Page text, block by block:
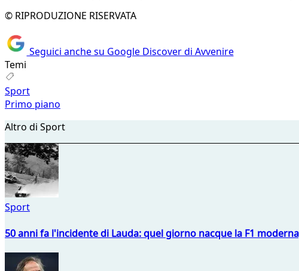
© RIPRODUZIONE RISERVATA
Seguici anche su Google Discover di Avvenire
Temi
Sport
Primo piano
Altro di Sport
Sport
50 anni fa l'incidente di Lauda: quel giorno nacque la F1